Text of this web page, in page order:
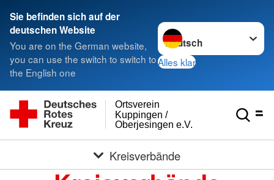
Sie befinden sich auf der
deutschen Website
You are on the German website,
you can use the switch to switch to
the English one
Sprache wechseln zu
Alles klar
Oberjesingen e.V.
Kuppingen /
Ortsverein
Kreisverbände